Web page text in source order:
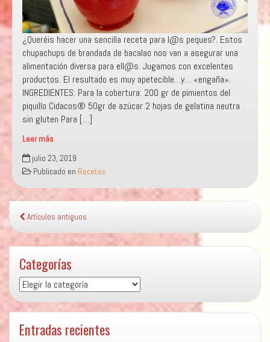
¿Queréis hacer una sencilla receta para l@s peques?. Estos
chupachups de brandada de bacalao nos van a asegurar una
alimentación diversa para ell@s. Jugamos con excelentes
productos. El resultado es muy apetecible…y… «engaña».
INGREDIENTES: Para la cobertura: 200 gr de pimientos del
piquillo Cidacos® 50gr de azúcar 2 hojas de gelatina neutra
sin gluten Para […]
Leer más
»
HORMI
POPS
«
julio 23, 2019
Publicado en Recetas
Artículos antiguos
Categorías
Categorías
Entradas recientes